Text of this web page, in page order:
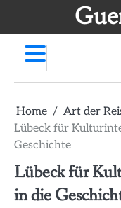
Home Art der
Lübeck für
Geschichte
Lübeck für
in die